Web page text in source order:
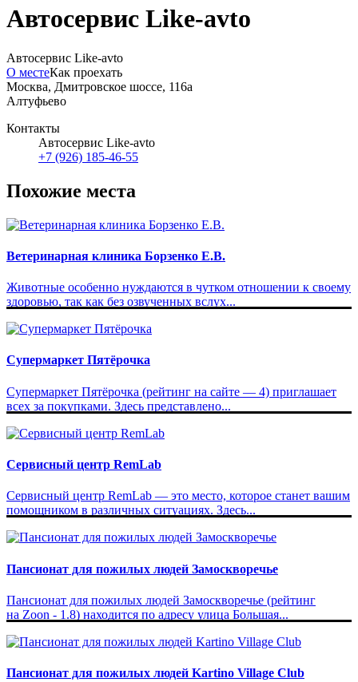
Автосервис Like-avto
Автосервис Like-avto
О местеКак проехать
Москва, Дмитровское шоссе, 116а
Алтуфьево
Контакты
Автосервис Like-avto
+7 (926) 185-46-55
Похожие места
Ветеринарная клиника Борзенко Е.В.
Животные особенно нуждаются в чутком отношении к своему
здоровью, так как без озвученных вслух...
Супермаркет Пятёрочка
Супермаркет Пятёрочка (рейтинг на сайте — 4) приглашает
всех за покупками. Здесь представлено...
Сервисный центр RemLab
Сервисный центр RemLab — это место, которое станет вашим
помощником в различных ситуациях. Здесь...
Пансионат для пожилых людей Замоскворечье
Пансионат для пожилых людей Замоскворечье (рейтинг
на Zoon - 1.8) находится по адресу улица Большая...
Пансионат для пожилых людей Kartino Village Club